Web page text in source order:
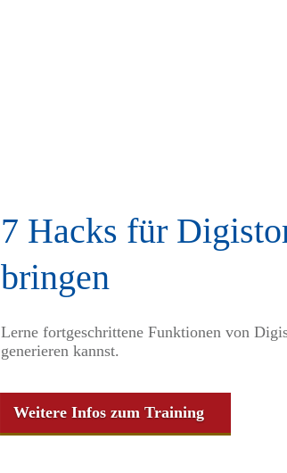
7 Hacks für
bringen
Lerne fortgeschrittene Funktionen von
generieren kannst.
Weitere Infos zum Training